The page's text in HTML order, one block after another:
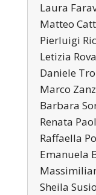
Laura
Matteo
Pierluigi
Letizia
Daniele
Marco
Barbara
Renata
Raffaella
Emanuela
Sheila Susio